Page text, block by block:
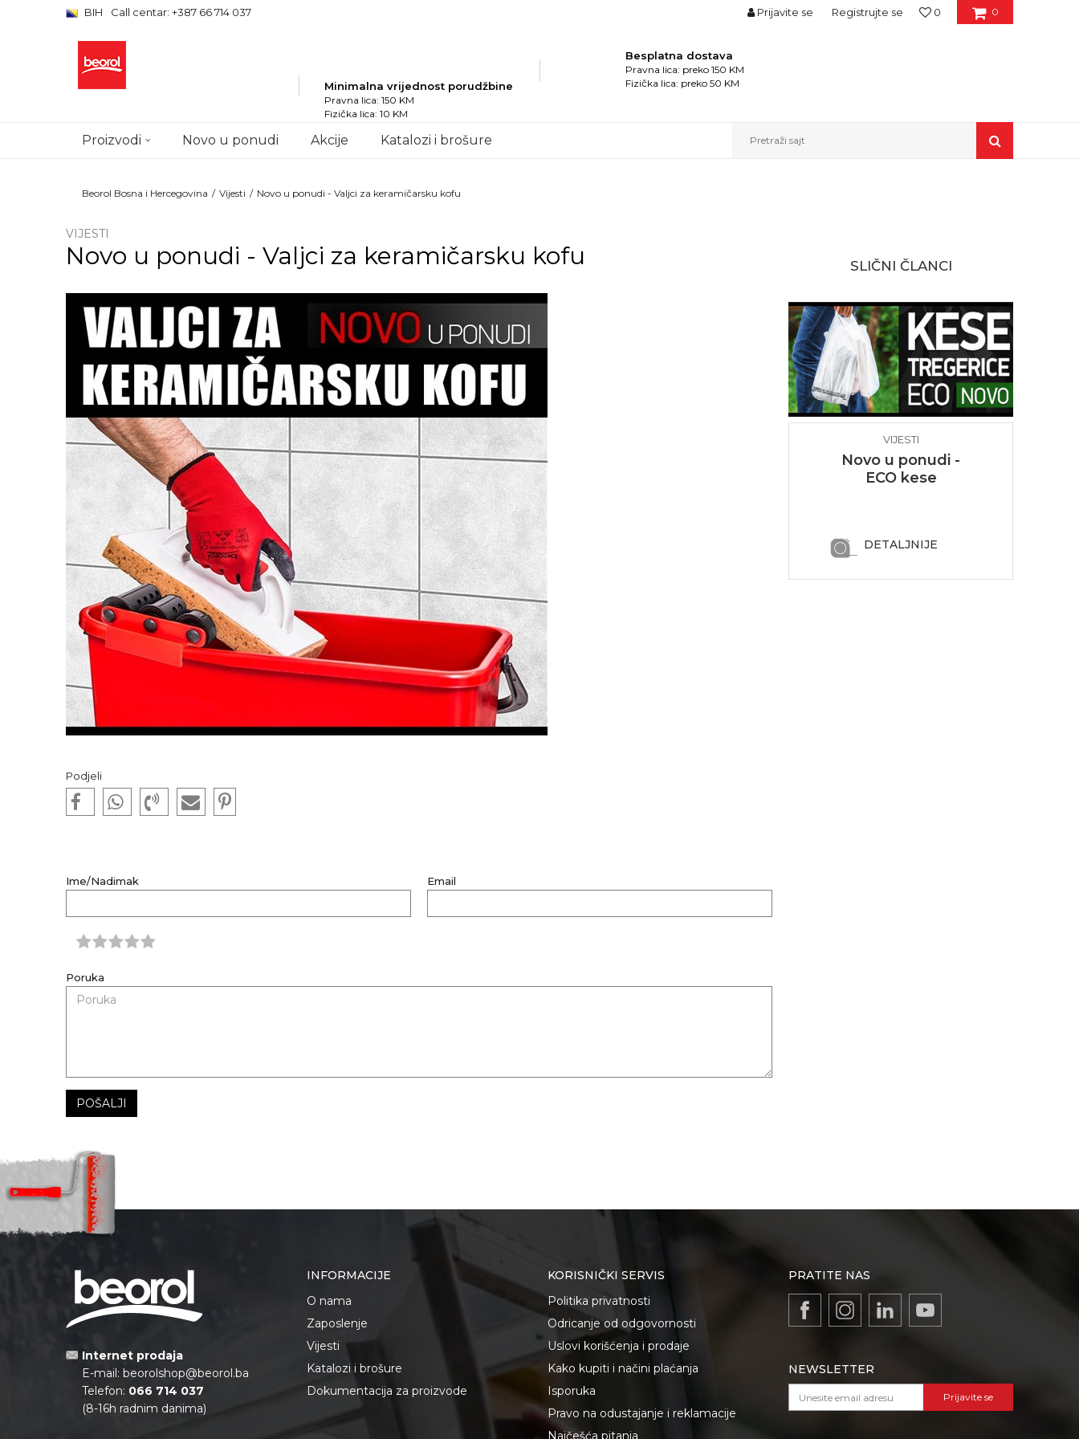
BIH Call centar: +387 66 714 037 0
0
Prijavite se Registrujte se
Minimalna vrijednost porudžbine
Pravna lica: 150 KM
Fizička lica: 10 KM
Besplatna dostava
Pravna lica: preko 150 KM
Fizička lica: preko 50 KM
Proizvodi Novo u ponudi Akcije Katalozi i brošure Pretraži sajt
Beorol Bosna i Hercegovina Vijesti Novo u ponudi - Valjci za keramičarsku kofu
VIJESTI
Novo u ponudi - Valjci za keramičarsku kofu
Podjeli
Ime/Nadimak Email
Poruka
POŠALJI
SLIČNI ČLANCI
VIJESTI
Novo u ponudi -
ECO kese
DETALJNIJE
Internet prodaja
E-mail: beorolshop@beorol.ba
Telefon: 066 714 037
(8-16h radnim danima)
INFORMACIJE
O nama
Zaposlenje
Vijesti
Katalozi i brošure
Dokumentacija za proizvode
KORISNIČKI SERVIS
Politika privatnosti
Odricanje od odgovornosti
Uslovi korišćenja i prodaje
Kako kupiti i načini plaćanja
Isporuka
Pravo na odustajanje i reklamacije
Najčešća pitanja
PRATITE NAS
NEWSLETTER
Prijavite se